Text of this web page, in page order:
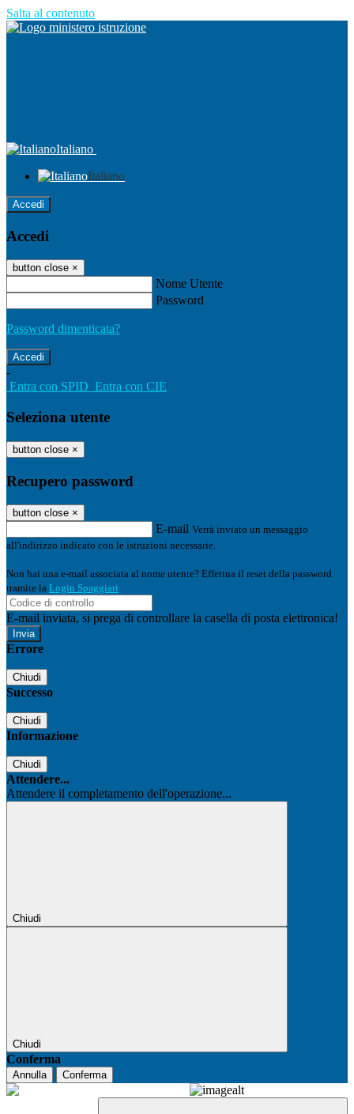
Salta al contenuto
Italiano
Italiano
Accedi
Accedi
button close ×
Nome Utente
Password
Password dimenticata?
-
Entra con SPID Entra con CIE
Seleziona utente
button close ×
Recupero password
button close ×
E-mail Verrà inviato un messaggio
all'indirizzo indicato con le istruzioni necessarie.
Non hai una e-mail associata al nome utente? Effettua il reset della password
tramite la Login Spaggiari
E-mail inviata, si prega di controllare la casella di posta elettronica!
Errore
Chiudi
Successo
Chiudi
Informazione
Chiudi
Attendere...
Attendere il completamento dell'operazione...
Chiudi
Chiudi
Conferma
Annulla Conferma